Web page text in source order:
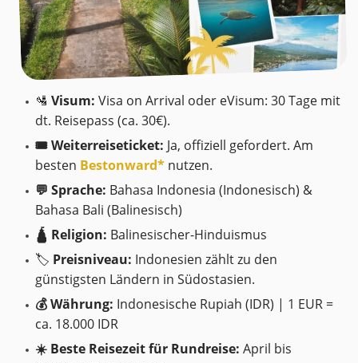
🛂 Visum: Visa on Arrival oder eVisum: 30 Tage mit
dt. Reisepass (ca. 30€).
🎟️ Weiterreiseticket: Ja, offiziell gefordert. Am
besten Bestonward* nutzen.
💬 Sprache: Bahasa Indonesia (Indonesisch) &
Bahasa Bali (Balinesisch)
🛕 Religion: Balinesischer-Hinduismus
🏷️ Preisniveau: Indonesien zählt zu den
günstigsten Ländern in Südostasien.
💰 Währung: Indonesische Rupiah (IDR) | 1 EUR =
ca. 18.000 IDR
☀️ Beste Reisezeit für Rundreise: April bis